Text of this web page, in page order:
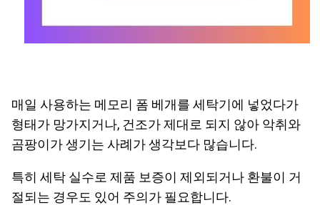
매일 사용하는 메모리 폼 베개를 세탁기에 넣었다가
형태가 망가지거나, 건조가 제대로 되지 않아 악취와
곰팡이가 생기는 사례가 생각보다 많습니다.
특히 세탁 실수로 제품 보증이 제외되거나 환불이 거
절되는 경우도 있어 주의가 필요합니다.